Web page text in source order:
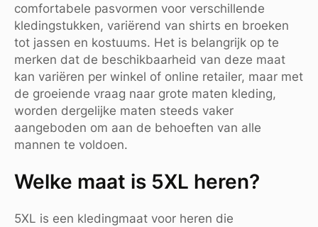
comfortabele pasvormen voor verschillende
kledingstukken, variërend van shirts en broeken
tot jassen en kostuums. Het is belangrijk op te
merken dat de beschikbaarheid van deze maat
kan variëren per winkel of online retailer, maar met
de groeiende vraag naar grote maten kleding,
worden dergelijke maten steeds vaker
aangeboden om aan de behoeften van alle
mannen te voldoen.
Welke maat is 5XL heren?
5XL is een kledingmaat voor heren die